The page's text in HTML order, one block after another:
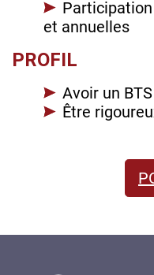
et annuelles
PROFIL
Avoir un
Être